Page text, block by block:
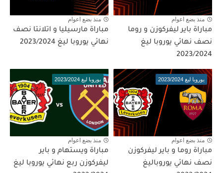
منذ بضع اعوام
مباراة باير ليفركوزن و روما
نصف نهائي يوروبا ليغ
2023/2024
منذ بضع اعوام
مباراة مارسيليا و اتلانتا نصف
نهائي يوروبا ليغ 2023/2024
يوروبا ليغ 2023/2024
منذ بضع اعوام
مباراة روما و باير ليفركوزن
نصف نهائي يوروباليغ
يوروبا ليغ 2023/2024
منذ بضع اعوام
مباراة ويستهام و باير
ليفركوزن ربع نهائي يوروبا ليغ